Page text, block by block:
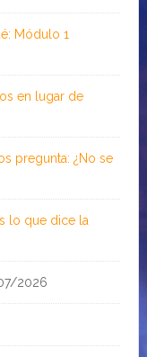
Módulo 1
en lugar de
pregunta: ¿No se
lo que dice la
2026